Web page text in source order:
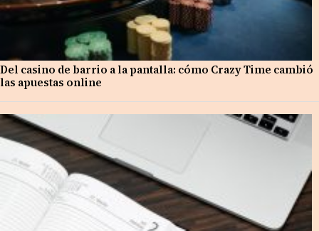
Del casino de barrio a la pantalla: cómo Crazy Time cambió
las apuestas online